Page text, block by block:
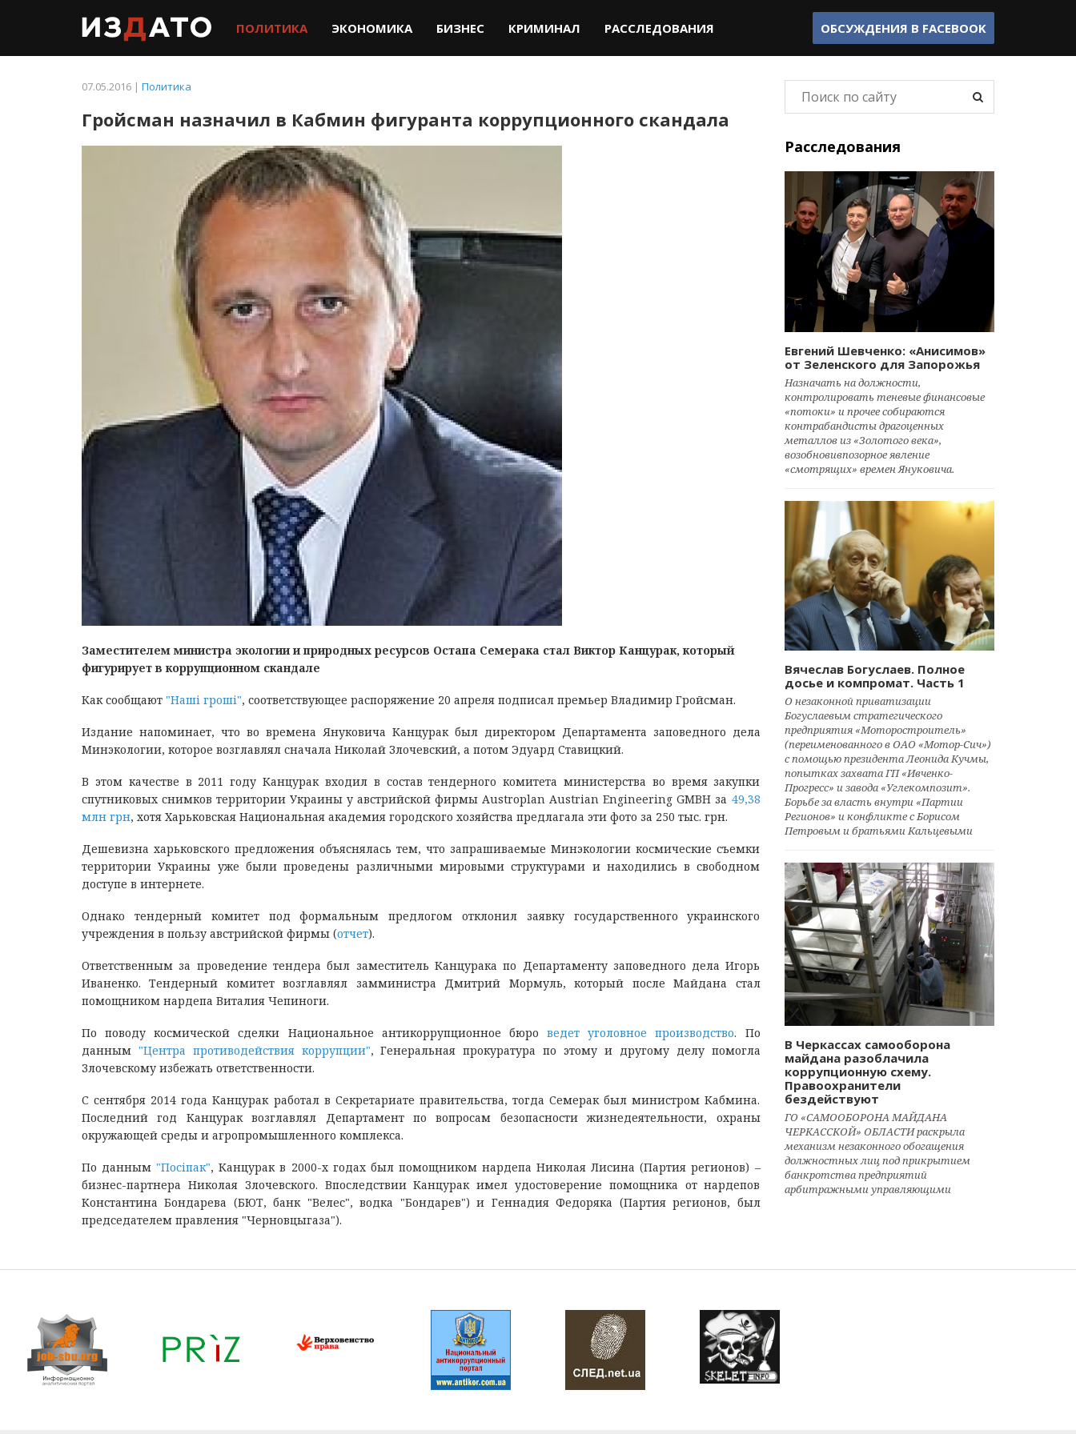
ПОЛИТИКА ЭКОНОМИКА БИЗНЕС КРИМИНАЛ РАССЛЕДОВАНИЯ ОБСУЖДЕНИЯ В FACEBOOK
07.05.2016 | Политика
Гройсман назначил в Кабмин фигуранта коррупционного скандала
Заместителем министра экологии и природных ресурсов Остапа Семерака стал Виктор Канцурак, который
фигурирует в коррупционном скандале
Как сообщают "Наші гроші", соответствующее распоряжение 20 апреля подписал премьер Владимир Гройсман.
Издание напоминает, что во времена Януковича Канцурак был директором Департамента заповедного дела
Минэкологии, которое возглавлял сначала Николай Злочевский, а потом Эдуард Ставицкий.
В этом качестве в 2011 году Канцурак входил в состав тендерного комитета министерства во время закупки
спутниковых снимков территории Украины у австрийской фирмы Austroplan Austrian Engineering GMBH за 49,38
млн грн, хотя Харьковская Национальная академия городского хозяйства предлагала эти фото за 250 тыс. грн.
Дешевизна харьковского предложения объяснялась тем, что запрашиваемые Минэкологии космические съемки
территории Украины уже были проведены различными мировыми структурами и находились в свободном
доступе в интернете.
Однако тендерный комитет под формальным предлогом отклонил заявку государственного украинского
учреждения в пользу австрийской фирмы (отчет).
Ответственным за проведение тендера был заместитель Канцурака по Департаменту заповедного дела Игорь
Иваненко. Тендерный комитет возглавлял замминистра Дмитрий Мормуль, который после Майдана стал
помощником нардепа Виталия Чепиноги.
По поводу космической сделки Национальное антикоррупционное бюроведет уголовное производство. По
данным "Центра противодействия коррупции", Генеральная прокуратура по этому и другому делу помогла
Злочевскому избежать ответственности.
С сентября 2014 года Канцурак работал в Секретариате правительства, тогда Семерак был министром Кабмина.
Последний год Канцурак возглавлял Департамент по вопросам безопасности жизнедеятельности, охраны
окружающей среды и агропромышленного комплекса.
По данным"Посіпак", Канцурак в 2000-х годах был помощником нардепа Николая Лисина (Партия регионов) –
бизнес-партнера Николая Злочевского. Впоследствии Канцурак имел удостоверение помощника от нардепов
Константина Бондарева (БЮТ, банк "Велес", водка "Бондарев") и Геннадия Федоряка (Партия регионов, был
председателем правления "Черновцыгаза").
Расследования
Евгений Шевченко: «Анисимов»
от Зеленского для Запорожья
Назначать на должности,
контролировать теневые финансовые
«потоки» и прочее собираются
контрабандисты драгоценных
металлов из «Золотого века»,
возобновивпозорное явление
«смотрящих» времен Януковича.
Вячеслав Богуслаев. Полное
досье и компромат. Часть 1
О незаконной приватизации
Богуслаевым стратегического
предприятия «Моторостроитель»
(переименованного в ОАО «Мотор-Сич»)
с помощью президента Леонида Кучмы,
попытках захвата ГП «Ивченко-
Прогресс» и завода «Углекомпозит».
Борьбе за власть внутри «Партии
Регионов» и конфликте с Борисом
Петровым и братьями Кальцевыми
В Черкассах самооборона
майдана разоблачила
коррупционную схему.
Правоохранители
бездействуют
ГО «САМООБОРОНА МАЙДАНА
ЧЕРКАССКОЙ» ОБЛАСТИ раскрыла
механизм незаконного обогащения
должностных лиц под прикрытием
банкротства предприятий
арбитражными управляющими